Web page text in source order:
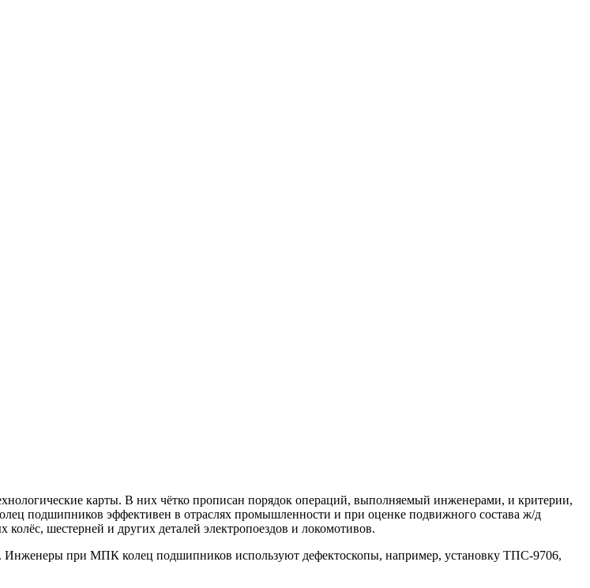
карты. В них чётко прописан порядок операций, выполняемый инженерами, и критерии,
подшипников эффективен в отраслях промышленности и при оценке подвижного состава ж/д
шестерней и других деталей электропоездов и локомотивов.
Инженеры при МПК колец подшипников используют дефектоскопы, например, установку ТПС-9706,